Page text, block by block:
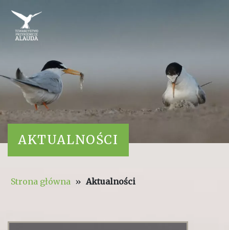
AKTUALNOŚCI
Strona główna » Aktualności